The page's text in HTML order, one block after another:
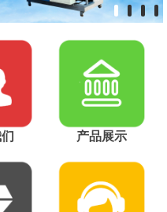
产品展示